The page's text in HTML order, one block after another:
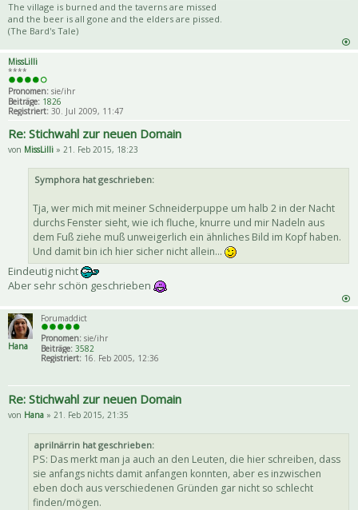
The village is burned and the taverns are missed
and the beer is all gone and the elders are pissed.
(The Bard's Tale)
MissLilli
****
Pronomen: sie/ihr
Beiträge: 1826
Registriert: 30. Jul 2009, 11:47
Re: Stichwahl zur neuen Domain
von MissLilli » 21. Feb 2015, 18:23
Symphora hat geschrieben:
Tja, wer mich mit meiner Schneiderpuppe um halb 2 in der Nacht
durchs Fenster sieht, wie ich fluche, knurre und mir Nadeln aus
dem Fuß ziehe muß unweigerlich ein ähnliches Bild im Kopf haben.
Und damit bin ich hier sicher nicht allein...
Eindeutig nicht
Aber sehr schön geschrieben
Hana
Forumaddict
Pronomen: sie/ihr
Beiträge: 3582
Registriert: 16. Feb 2005, 12:36
Re: Stichwahl zur neuen Domain
von Hana » 21. Feb 2015, 21:35
aprilnärrin hat geschrieben:
PS: Das merkt man ja auch an den Leuten, die hier schreiben, dass
sie anfangs nichts damit anfangen konnten, aber es inzwischen
eben doch aus verschiedenen Gründen gar nicht so schlecht
finden/mögen.